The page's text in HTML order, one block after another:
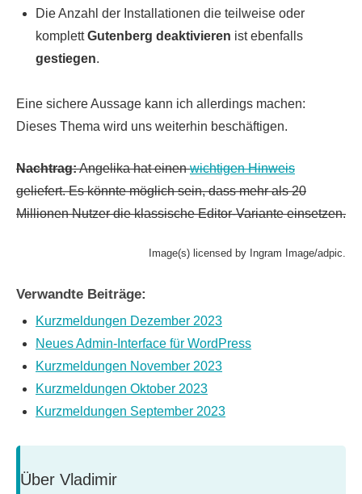
Die Anzahl der Installationen die teilweise oder
komplettGutenberg deaktivieren ist ebenfalls
gestiegen.
Eine sichere Aussage kann ich allerdings machen:
Dieses Thema wird uns weiterhin beschäftigen.
Nachtrag:Angelika hat einenwichtigen Hinweis
geliefert. Es könnte möglich sein, dass mehr als 20
Millionen Nutzer die klassische Editor-Variante einsetzen.
Image(s) licensed by Ingram Image/adpic.
Verwandte Beiträge:
Kurzmeldungen Dezember 2023
Neues Admin-Interface für WordPress
Kurzmeldungen November 2023
Kurzmeldungen Oktober 2023
Kurzmeldungen September 2023
Über Vladimir